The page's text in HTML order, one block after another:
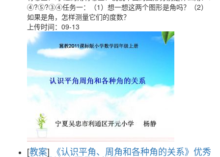
④?⑤?③④任务一：（1）想一想这两个图形是角吗？（2）
如果是角，怎样测量它们的度数？
上传时间：09-13
[教案] 《认识平角、周角和各种角的关系》优秀